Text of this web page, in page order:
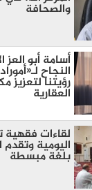
والصحافة
النجاح
رؤيتنا لتعزيز
العقارية
لقاءات فقهية
اليومية وتقدم
بلغة مبسطة